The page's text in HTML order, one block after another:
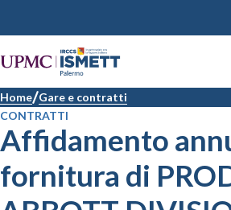
Home Gare e contratti
CONTRATTI
Affidamento
fornitura di